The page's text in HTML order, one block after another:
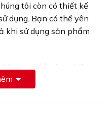
tôi còn có thiết kế
dụng. Bạn có thể yên
khi sử dụng sản phẩm
nay để trải nghiệm sự
mang lại cho xe ô tô của
500.000 lần lau vượt